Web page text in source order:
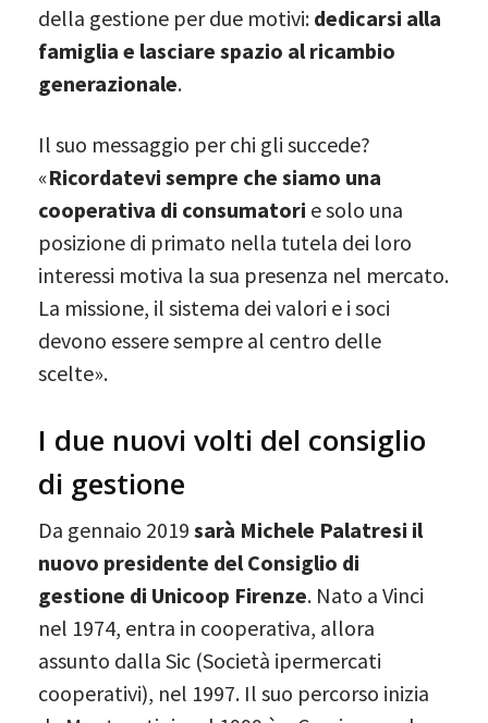
della gestione per due motivi: dedicarsi alla
famiglia e lasciare spazio al ricambio
generazionale.
Il suo messaggio per chi gli succede?
«Ricordatevi sempre che siamo una
cooperativa di consumatori e solo una
posizione di primato nella tutela dei loro
interessi motiva la sua presenza nel mercato.
La missione, il sistema dei valori e i soci
devono essere sempre al centro delle
scelte».
I due nuovi volti del consiglio
di gestione
Da gennaio 2019 sarà Michele Palatresi il
nuovo presidente del Consiglio di
gestione di Unicoop Firenze. Nato a Vinci
nel 1974, entra in cooperativa, allora
assunto dalla Sic (Società ipermercati
cooperativi), nel 1997. Il suo percorso inizia